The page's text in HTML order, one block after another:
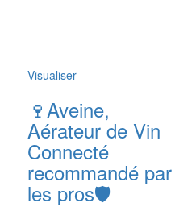
Visualiser
🍷Aveine,
Aérateur de Vin
Connecté
recommandé par
les pros🛡️